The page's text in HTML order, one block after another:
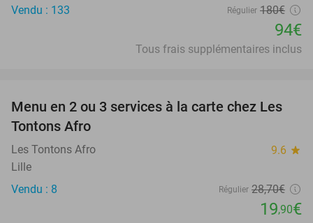
Vendu : 133
Régulier 180€
94€
Tous frais supplémentaires inclus
31%
Menu en 2 ou 3 services à la carte chez Les
Tontons Afro
Les Tontons Afro 9.6 star
Lille
Vendu : 8
Régulier 28,70€
19,90€